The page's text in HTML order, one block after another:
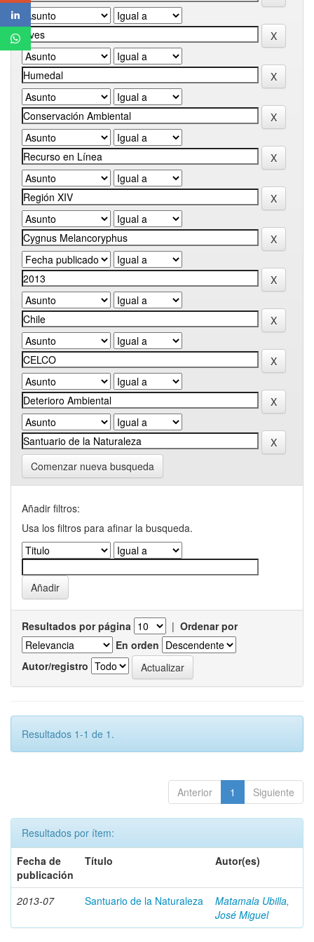
Comenzar nueva busqueda
Añadir filtros:
Usa los filtros para afinar la busqueda.
Resultados por página | Ordenar por
En orden
Autor/registro
Resultados 1-1 de 1.
Anterior 1 Siguiente
Resultados por ítem:
Fecha de
publicación
Título Autor(es)
2013-07 Santuario de la Naturaleza
Matamala Ubilla,
José Miguel